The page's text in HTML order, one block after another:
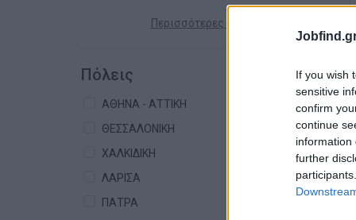
If you wish
sensitive
confirm
continue
information
further
Περισσότερες κατηγορίες +
Πόλεις
ΑΘΗΝΑ - ΑΤΤΙΚΗ
ΘΕΣΣΑΛΟΝΙΚΗ
ΧΑΛΚΙΔΙΚΗ
ΛΑΡΙΣΑ
ΠΑΤΡΑ